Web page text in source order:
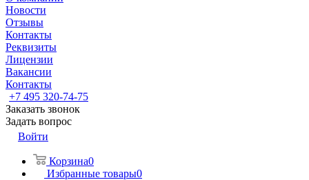
Новости
Отзывы
Контакты
Реквизиты
Лицензии
Вакансии
Контакты
+7 495 320-74-75
Заказать звонок
Задать вопрос
Войти
Корзина0
Избранные товары0